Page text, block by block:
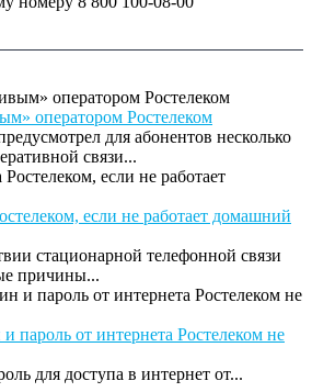
оператором Ростелеком
для абонентов несколько
связи...
если не работает домашний
стационарной телефонной связи
причины...
пароль от интернета Ростелеком не
для доступа в интернет от...